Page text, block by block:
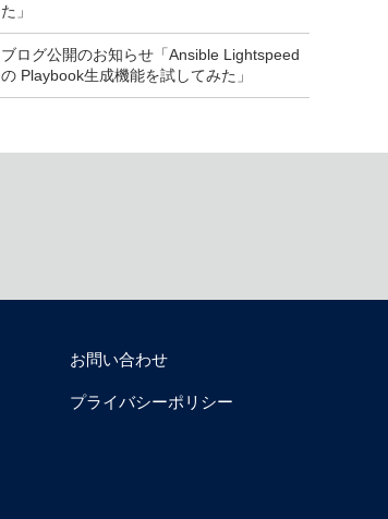
た」
ブログ公開のお知らせ「Ansible Lightspeed
の Playbook生成機能を試してみた」
お問い合わせ
プライバシーポリシー